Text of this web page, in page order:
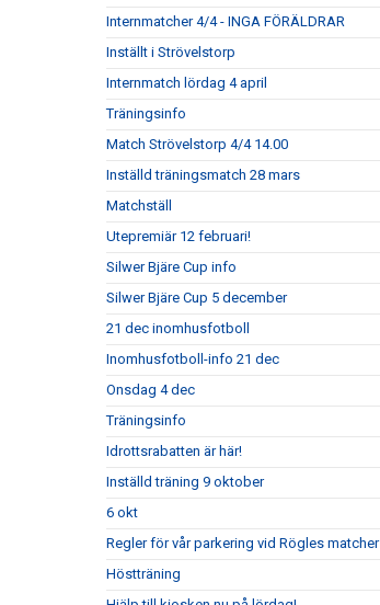
Internmatcher 4/4 - INGA FÖRÄLDRAR
Inställt i Strövelstorp
Internmatch lördag 4 april
Träningsinfo
Match Strövelstorp 4/4 14.00
Inställd träningsmatch 28 mars
Matchställ
Utepremiär 12 februari!
Silwer Bjäre Cup info
Silwer Bjäre Cup 5 december
21 dec inomhusfotboll
Inomhusfotboll-info 21 dec
Onsdag 4 dec
Träningsinfo
Idrottsrabatten är här!
Inställd träning 9 oktober
6 okt
Regler för vår parkering vid Rögles matcher
Höstträning